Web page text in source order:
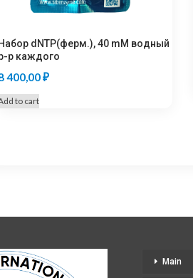
Набор dNTP(ферм.), 40 mM водный
р каждого
400,00₽
to cart
Main